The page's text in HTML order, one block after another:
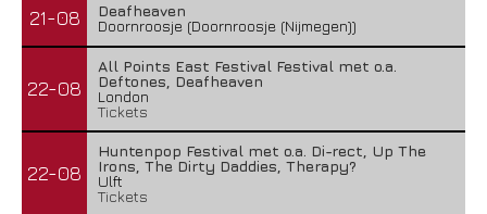
21-08
Deafheaven
Doornroosje (Doornroosje (Nijmegen))
22-08
All Points East Festival Festival met o.a.
Deftones, Deafheaven
London
Tickets
22-08
Huntenpop Festival met o.a. Di-rect, Up The
Irons, The Dirty Daddies, Therapy?
Ulft
Tickets